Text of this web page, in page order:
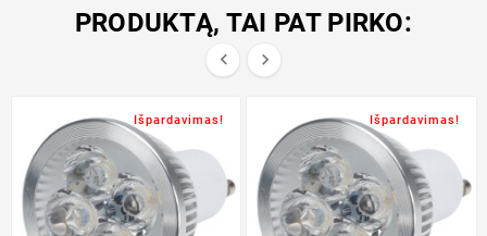
PRODUKTĄ, TAI PAT PIRKO:
 
Išpardavimas! Išpardavimas!